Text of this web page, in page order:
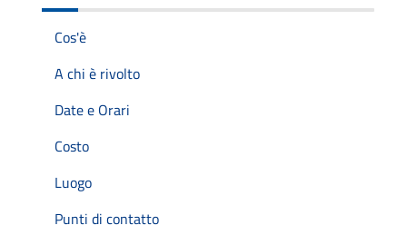
Cos'è
A chi è rivolto
Date e Orari
Costo
Luogo
Punti di contatto